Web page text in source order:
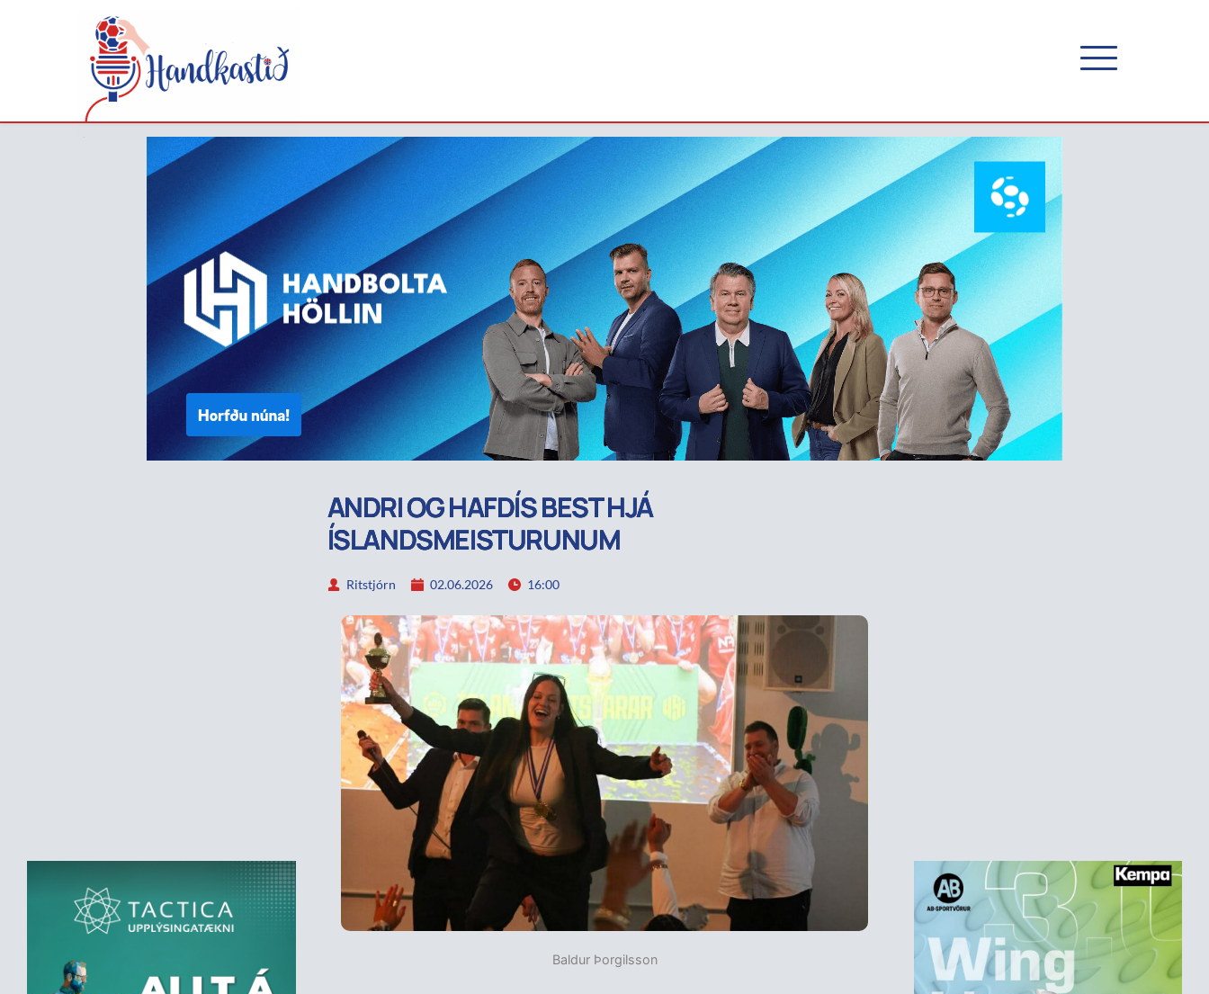
ANDRI OG HAFDÍS BEST HJÁ
ÍSLANDSMEISTURUNUM
Ritstjórn 02.06.2026 16:00
Baldur Þorgilsson